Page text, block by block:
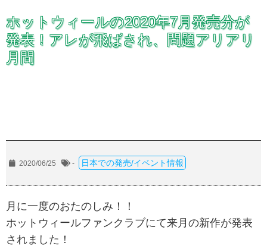
ホットウィールの2020年7月発売分が
発表！アレが飛ばされ、問題アリアリ
月間
2020/06/25 - 日本での発売/イベント情報
月に一度のおたのしみ！！
ホットウィールファンクラブにて来月の新作が発表
されました！